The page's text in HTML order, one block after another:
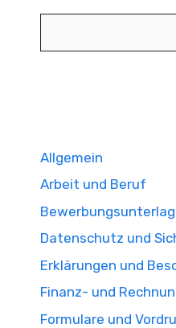
Allgemein
Arbeit und Beruf
Datenschutz und
Erklärungen und
Finanz- und
Formulare und